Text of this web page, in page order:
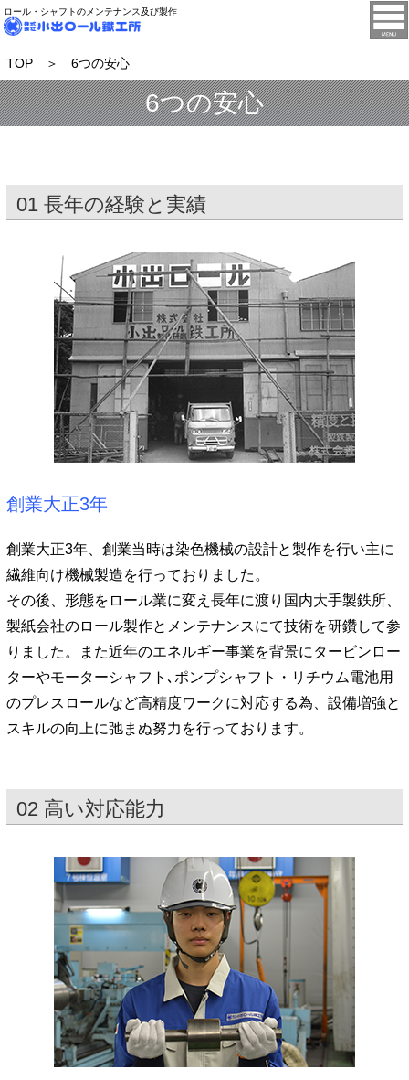
ロール・シャフトのメンテナンス及び製作
TOP ＞ 6つの安心
6つの安心
01 長年の経験と実績
創業大正3年
創業大正3年、創業当時は染色機械の設計と製作を行い主に
繊維向け機械製造を行っておりました。
その後、形態をロール業に変え長年に渡り国内大手製鉄所、
製紙会社のロール製作とメンテナンスにて技術を研鑽して参
りました。また近年のエネルギー事業を背景にタービンロー
ターやモーターシャフト､ポンプシャフト・リチウム電池用
のプレスロールなど高精度ワークに対応する為、設備増強と
スキルの向上に弛まぬ努力を行っております。
02 高い対応能力